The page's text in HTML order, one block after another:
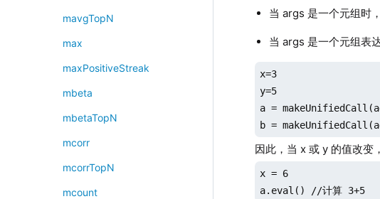
mavgTopN
max
maxPositiveStreak
mbeta
mbetaTopN
mcorr
mcorrTopN
mcount
当 args 是一个元组时
当 args 是一个元组表
x=3
y=5
a =
b =
因此，当 x 或 y 的值改变
x = 6
a.eval() //计算 3+5